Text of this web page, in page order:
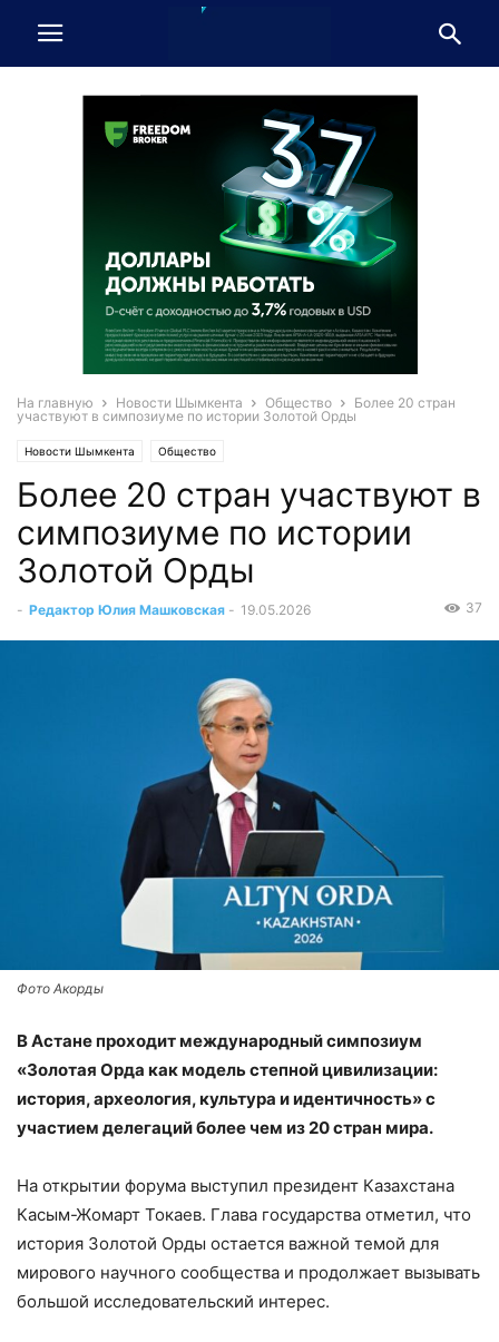
На главную Новости Шымкента Общество
Более 20 стран
участвуют в симпозиуме по истории Золотой Орды
Новости Шымкента Общество
Более 20 стран участвуют в
симпозиуме по истории
Золотой Орды
- Редактор Юлия Машковская - 19.05.2026 37
Фото Акорды
В Астане проходит международный симпозиум
«Золотая Орда как модель степной цивилизации:
история, археология, культура и идентичность» с
участием делегаций более чем из 20 стран мира.
На открытии форума выступил президент Казахстана
Касым-Жомарт Токаев. Глава государства отметил, что
история Золотой Орды остается важной темой для
мирового научного сообщества и продолжает вызывать
большой исследовательский интерес.